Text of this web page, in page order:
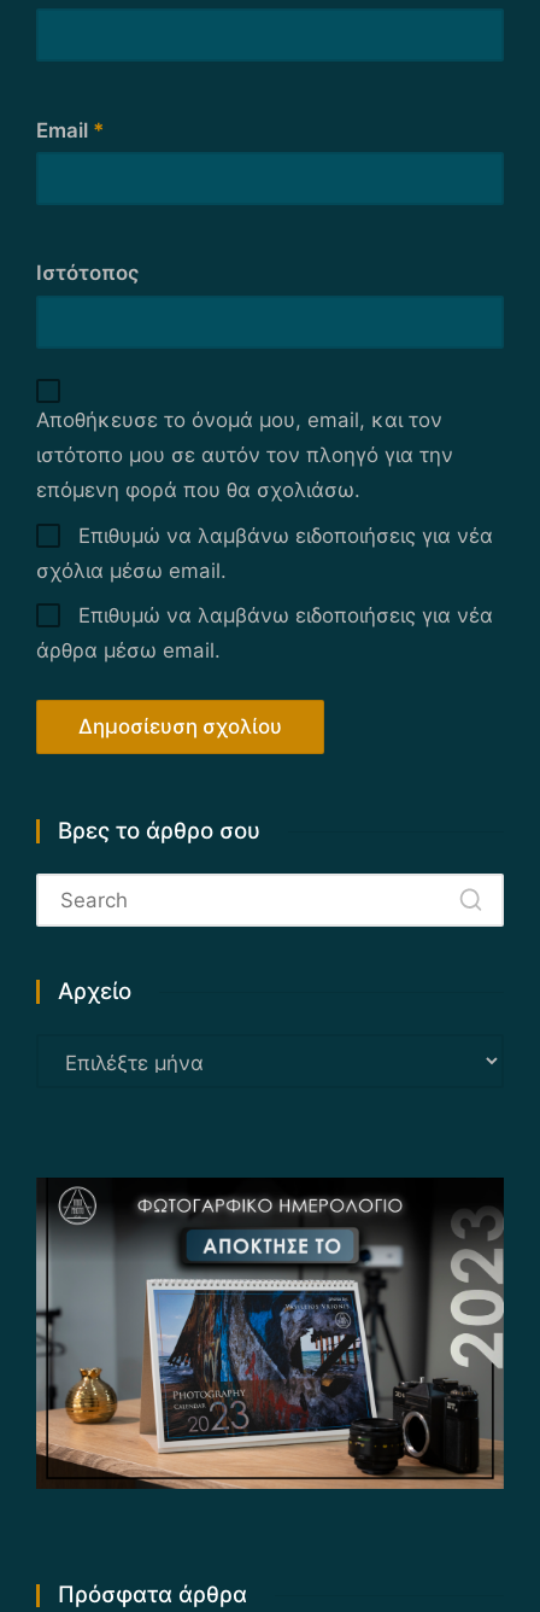
Email *
Ιστότοπος
Αποθήκευσε το όνομά μου, email, και τον
ιστότοπο μου σε αυτόν τον πλοηγό για την
επόμενη φορά που θα σχολιάσω.
Επιθυμώ να λαμβάνω ειδοποιήσεις για νέα
σχόλια μέσω email.
Επιθυμώ να λαμβάνω ειδοποιήσεις για νέα
άρθρα μέσω email.
Βρες το άρθρο σου
Αρχείο
Αρχείο
Πρόσφατα άρθρα